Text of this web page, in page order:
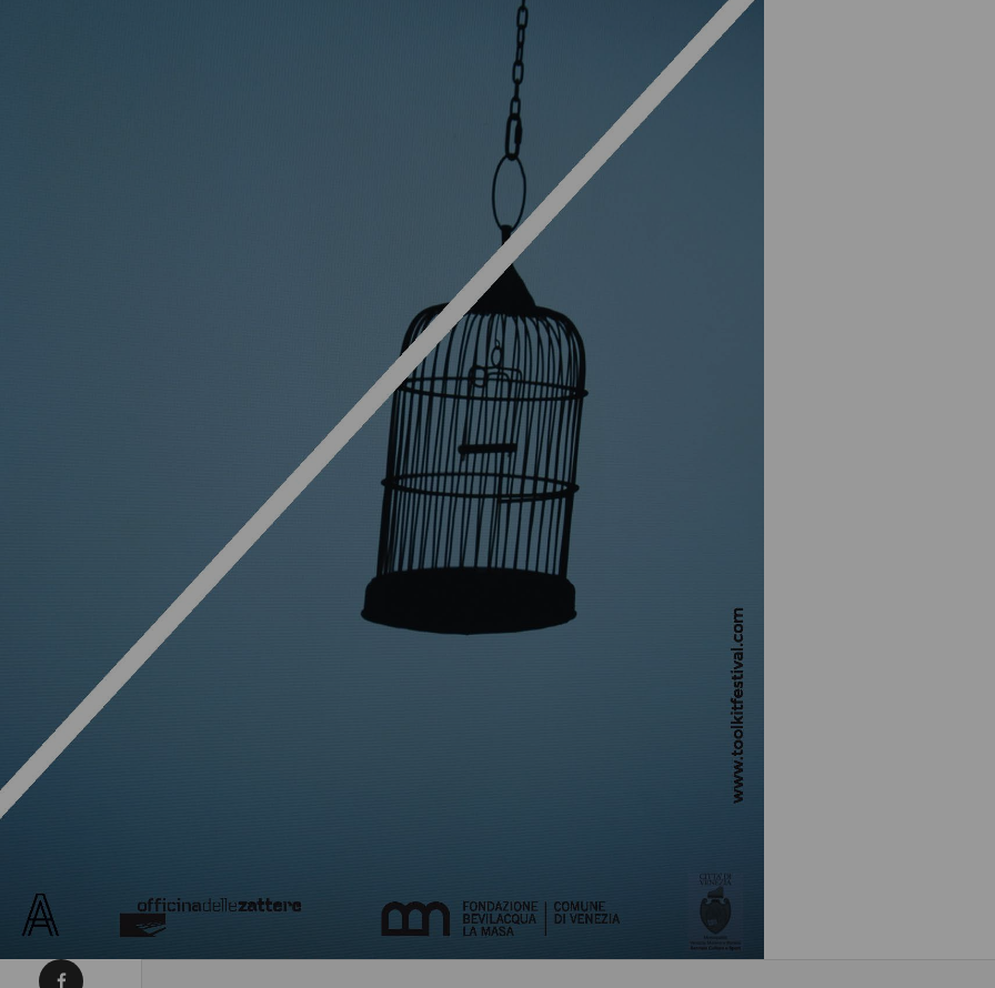
Condividi su Facebook